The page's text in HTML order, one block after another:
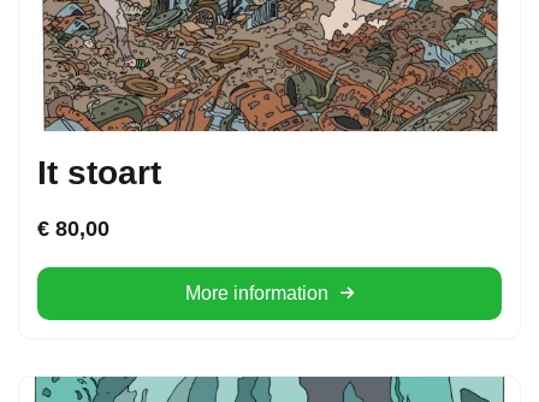
It stoart
€ 80,00
More information